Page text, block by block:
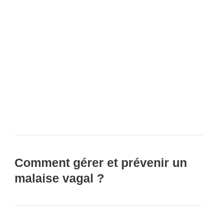
Comment gérer et prévenir un
malaise vagal ?